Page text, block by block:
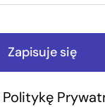
Zapisuje się
Politykę